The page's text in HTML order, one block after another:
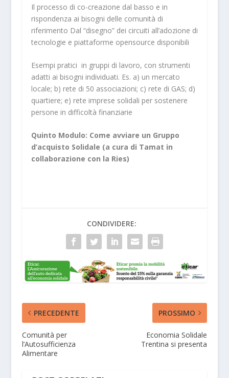
Il processo di co-creazione dal basso e in
rispondenza ai bisogni delle comunità di
riferimento Dal “disegno” dei circuiti all’adozione di
tecnologie e piattaforme opensource disponibili
Esempi pratici in gruppi di lavoro, con strumenti
adatti ai bisogni individuati. Es. a) un mercato
locale; b) rete di 50 associazioni; c) rete di GAS; d)
quartiere; e) rete imprese solidali per sostenere
persone in difficoltà finanziarie
Quinto Modulo: Come avviare un Gruppo
d’acquisto Solidale (a cura di Tamat in
collaborazione con la Ries)
CONDIVIDERE:
PRECEDENTE
Comunità per
l’Autosufficienza
Alimentare
PROSSIMO
Economia Solidale
Trentina si presenta